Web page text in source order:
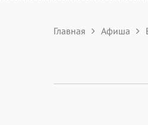
Главная Афиша